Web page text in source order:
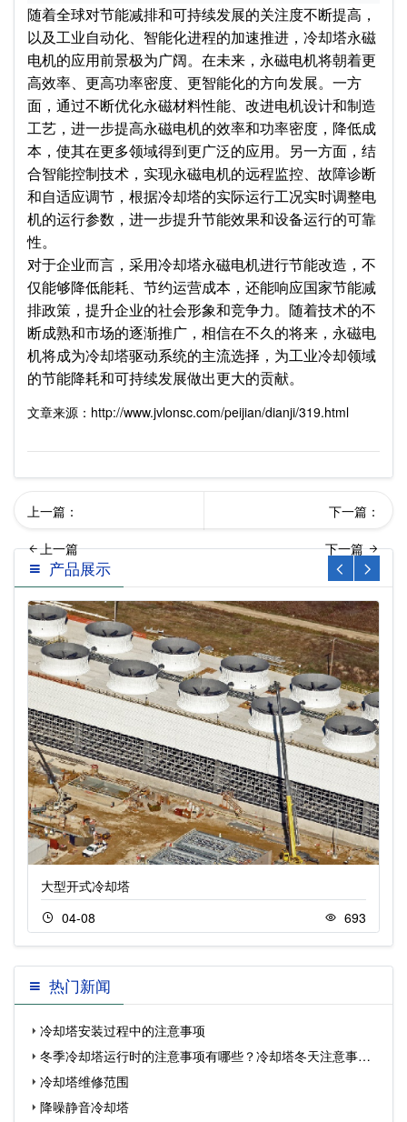
随着全球对节能减排和可持续发展的关注度不断提高，
以及工业自动化、智能化进程的加速推进，冷却塔永磁
电机的应用前景极为广阔。在未来，永磁电机将朝着更
高效率、更高功率密度、更智能化的方向发展。一方
面，通过不断优化永磁材料性能、改进电机设计和制造
工艺，进一步提高永磁电机的效率和功率密度，降低成
本，使其在更多领域得到更广泛的应用。另一方面，结
合智能控制技术，实现永磁电机的远程监控、故障诊断
和自适应调节，根据冷却塔的实际运行工况实时调整电
机的运行参数，进一步提升节能效果和设备运行的可靠
性。​
对于企业而言，采用冷却塔永磁电机进行节能改造，不
仅能够降低能耗、节约运营成本，还能响应国家节能减
排政策，提升企业的社会形象和竞争力。随着技术的不
断成熟和市场的逐渐推广，相信在不久的将来，永磁电
机将成为冷却塔驱动系统的主流选择，为工业冷却领域
的节能降耗和可持续发展做出更大的贡献。
文章来源：http://www.jvlonsc.com/peijian/dianji/319.html
上一篇：
磁电机在冷却塔中的实际应
用…
下一篇：
磁电机节能改造
产品展示
大型开式冷却塔
04-08
693
热门新闻
冷却塔安装过程中的注意事项
冬季冷却塔运行时的注意事项有哪些？冷却塔冬天注意事
项…
冷却塔维修范围
降噪静音冷却塔